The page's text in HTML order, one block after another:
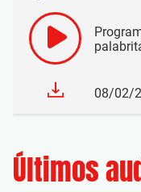
08/02/
Últimos